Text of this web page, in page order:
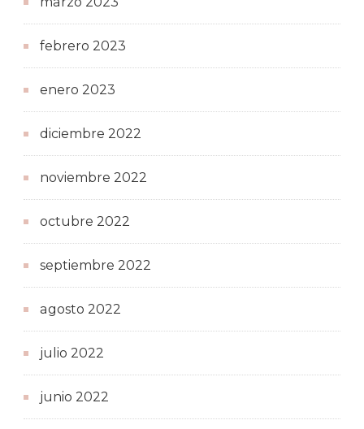
febrero 2023
enero 2023
diciembre 2022
noviembre 2022
octubre 2022
septiembre 2022
agosto 2022
julio 2022
junio 2022